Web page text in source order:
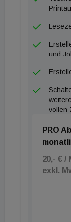
Hilfsmittel
bewähren
steigenden
Einzel-,
Netzwerke
Euro die EHL
sich mit 58,6
Euro
finden Sie in
Immobilien
und
vollen
PRO
20,- € /
exkl.